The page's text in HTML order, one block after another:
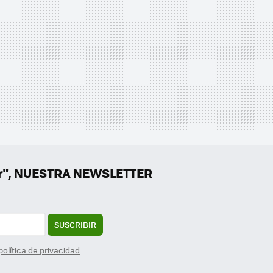
NEWSLETTER
SUSCRIBIR
de privacidad